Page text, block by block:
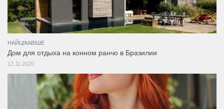
НАЙЦІКАВІШЕ
Дом для отдыха на конном ранчо в Бразилии
12.11.2020